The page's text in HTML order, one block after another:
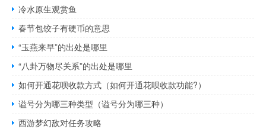
冷水原生观赏鱼
春节包饺子有硬币的意思
“玉燕来早”的出处是哪里
“八卦万物尽关系”的出处是哪里
如何开通花呗收款方式（如何开通花呗收款功能?）
谥号分为哪三种类型（谥号分为哪三种）
西游梦幻敌对任务攻略